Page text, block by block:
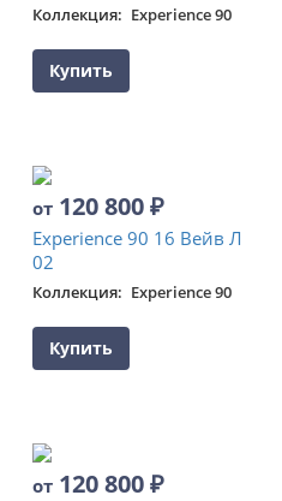
Коллекция Experience 90
Купить
от 120 800₽
Experience 90 16 Вейв Л
02
Коллекция Experience 90
Купить
от 120 800₽